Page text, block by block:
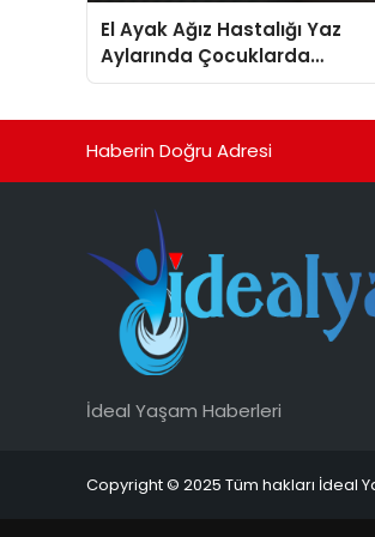
El Ayak Ağız Hastalığı Yaz
Aylarında Çocuklarda
Yayılıyor Döküntüleri
Haberin Doğru Adresi
İdeal Yaşam Haberleri
Copyright © 2025 Tüm hakları İdeal